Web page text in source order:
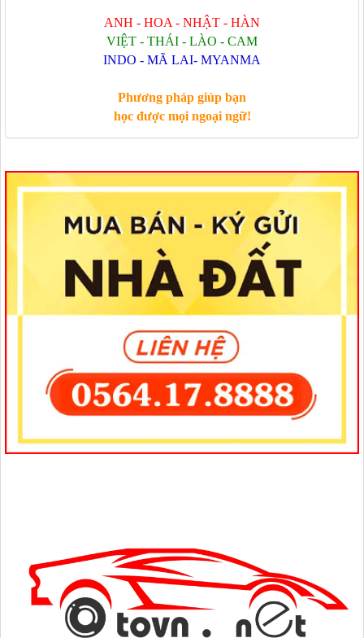
ANH - HOA - NHẬT - HÀN
VIỆT - THÁI - LÀO - CAM
INDO - MÃ LAI- MYANMA
Phương pháp giúp bạn
học được mọi ngoại ngữ!